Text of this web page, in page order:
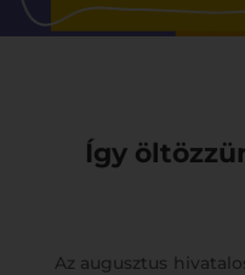
Így
Az augusztus